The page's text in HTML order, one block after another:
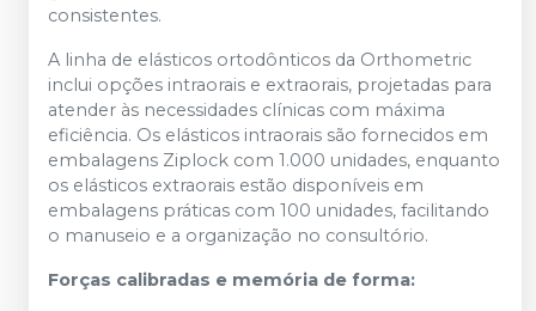
consistentes.
A linha de elásticos ortodônticos da Orthometric
inclui opções intraorais e extraorais, projetadas para
atender às necessidades clínicas com máxima
eficiência. Os elásticos intraorais são fornecidos em
embalagens Ziplock com 1.000 unidades, enquanto
os elásticos extraorais estão disponíveis em
embalagens práticas com 100 unidades, facilitando
o manuseio e a organização no consultório.
Forças calibradas e memória de forma: